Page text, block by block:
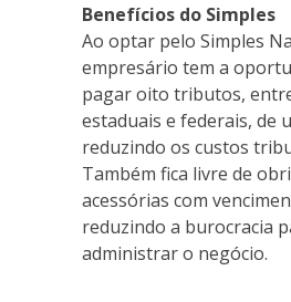
Benefícios do Simples
Ao optar pelo Simples
empresário tem a
pagar oito tributos,
estaduais e federais, de
reduzindo os custos
Também fica livre de
acessórias com
reduzindo a burocracia
administrar o negócio.